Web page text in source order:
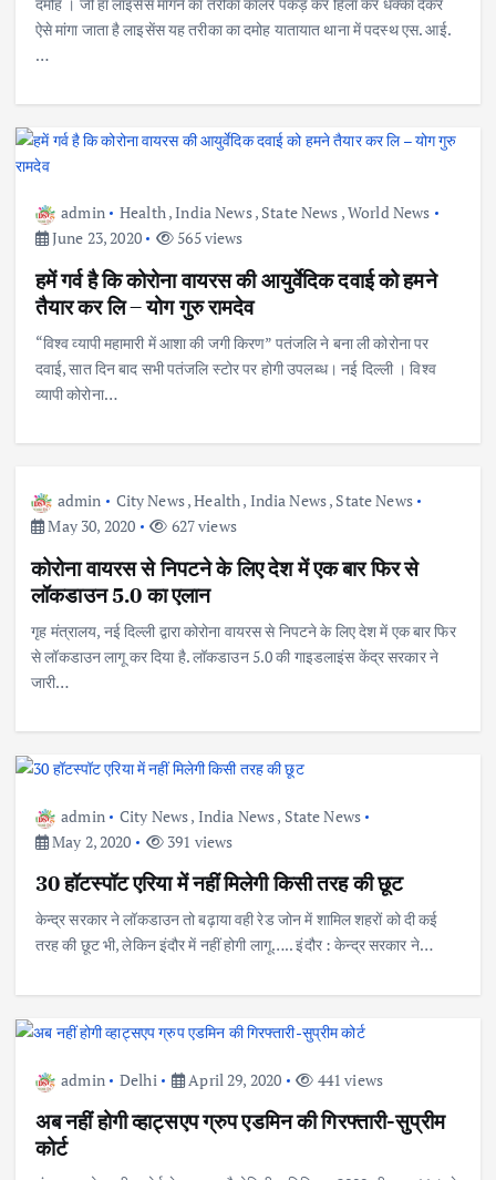
ऐसे मांगा जाता है लाइसेंस यह तरीका का दमोह यातायात थाना में पदस्थ एस. आई.
…
admin Health,India News, State News ,World News
June 23, 2020
565 views
हमें गर्व है कि कोरोना वायरस की आयुर्वेदिक दवाई को हमने
तैयार कर लि – योग गुरु रामदेव
“विश्व व्यापी महामारी में आशा की जगी किरण” पतंजलि ने बना ली कोरोना पर
दवाई, सात दिन बाद सभी पतंजलि स्टोर पर होगी उपलब्ध। नई दिल्ली । विश्व
व्यापी कोरोना…
admin City News,Health, India News, State News
May 30, 2020
627 views
कोरोना वायरस से निपटने के लिए देश में एक बार फिर से
लॉकडाउन 5.0 का एलान
गृह मंत्रालय, नई दिल्ली द्वारा कोरोना वायरस से निपटने के लिए देश में एक बार फिर
से लॉकडाउन लागू कर दिया है. लॉकडाउन 5.0 की गाइडलाइंस केंद्र सरकार ने
जारी…
admin City News, India News, State News
May 2, 2020
391 views
30 हॉटस्पॉट एरिया में नहीं मिलेगी किसी तरह की छूट
केन्द्र सरकार ने लॉकडाउन तो बढ़ाया वही रेड जोन में शामिल शहरों को दी कई
तरह की छूट भी, लेकिन इंदौर में नहीं होगी लागू….. इंदौर : केन्द्र सरकार ने…
admin Delhi April 29, 2020 441 views
अब नहीं होगी व्हाट्सएप ग्रुप एडमिन की गिरफ्तारी-सुप्रीम
कोर्ट